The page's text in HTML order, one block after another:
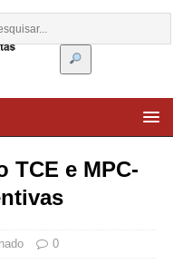
TCE e MPC-
0